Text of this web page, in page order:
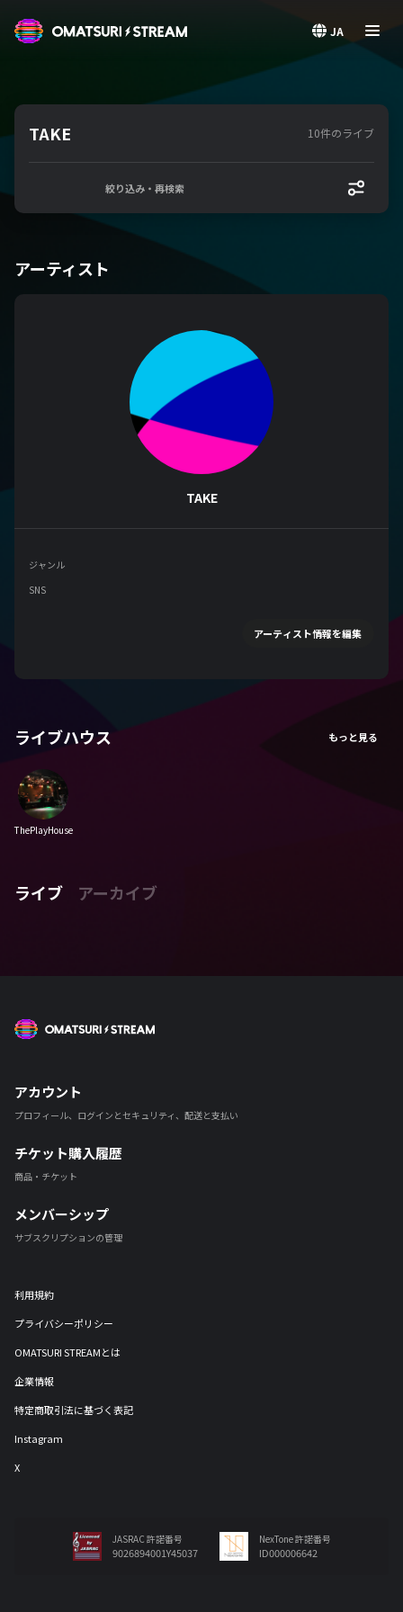
JA
TAKE 10件のライブ
絞り込み・再検索
アーティスト
TAKE
ジャンル
SNS
アーティスト情報を編集
ライブハウス
ThePlayHouse
ライブ アーカイブ
アカウント
プロフィール、ログインとセキュリティ、配送と支払い
チケット購入履歴
商品・チケット
メンバーシップ
サブスクリプションの管理
利用規約
プライバシーポリシー
OMATSURI STREAMとは
企業情報
特定商取引法に基づく表記
Instagram
X
JASRAC 許諾番号
9026894001Y45037
NexTone 許諾番号
ID000006642